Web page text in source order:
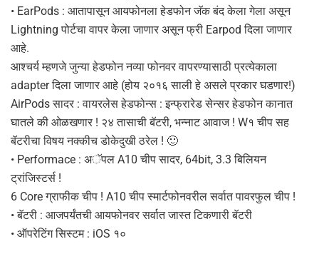
• EarPods : आतापासून आयफोनला हेडफोन जॅक बंद केला गेला असून
Lightning पोर्टचा वापर केला जाणार असून फ्री Earpod दिला जाणार
आहे.
आश्चर्य म्हणजे जुन्या हेडफोन नव्या फोनवर वापरण्यासाठी प्रत्येकाला
adapter दिला जाणार आहे (होय २०१६ साली हे असले प्रकार घडणार!)
AirPods सादर : वायरलेस हेडफोन्स : इन्फ्रारेड सेन्सर हेडफोन कानात
घातले की ओळखणार ! २४ तासाची बॅटरी, भन्नाट आवाज ! W१ चीप सह
बॅटरीचा विषय नक्कीच डोकेदुखी ठरेल ! 🙂
• Performace : अॅपल A10 चीप सादर, 64bit, 3.3 बिलियन
ट्रांजिस्टर्स !
6 Core ग्राफीक चीप ! A10 चीप स्मार्टफोनवरील सर्वात पावरफुल चीप !
• बॅटरी : आजपर्यंतची आयफोनवर सर्वात जास्त टिकणारी बॅटरी
• ऑपरेटिंग सिस्टम : iOS १०